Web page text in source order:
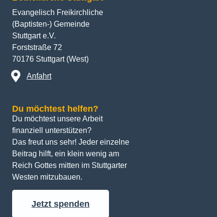
Evangelisch Freikirchliche
(Baptisten-) Gemeinde
Stuttgart e.V.
Forststraße 72
70176 Stuttgart (West)
Anfahrt
Du möchtest helfen?
Du möchtest unsere Arbeit
finanziell unterstützen?
Das freut uns sehr! Jeder einzelne
Beitrag hilft, ein klein wenig am
Reich Gottes mitten im Stuttgarter
Westen mitzubauen.
Jetzt spenden